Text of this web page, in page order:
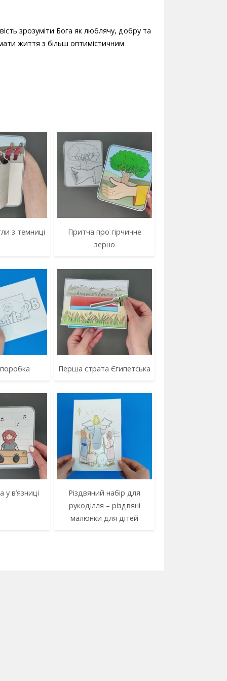
зрозуміти Бога як люблячу, добру та
життя з більш оптимістичним
з темниці
Притча про гірчичне
зерно
поробка Перша страта Єгипетська
у в’язниці
Різдвяний набір для
рукоділля – різдвяні
малюнки для дітей